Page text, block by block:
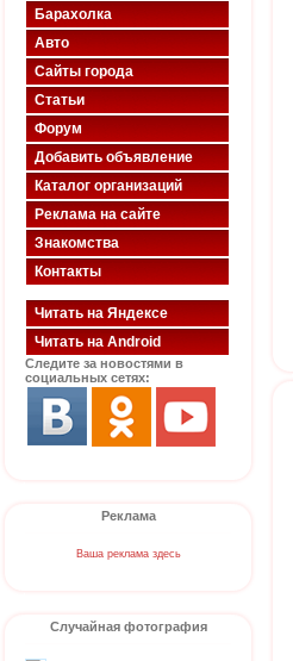
Барахолка
Авто
Сайты города
Статьи
Форум
Добавить объявление
Каталог организаций
Реклама на сайте
Знакомства
Контакты
Читать на Яндексе
Читать на Android
Следите за новостями в
социальных сетях:
Реклама
Ваша реклама здесь
Случайная фотография